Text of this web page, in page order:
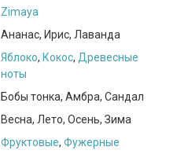
Zimaya
Ананас, Ирис, Лаванда
Яблоко, Кокос, Древесные
ноты
Бобы тонка, Амбра, Сандал
Весна, Лето, Осень, Зима
Фруктовые, Фужерные